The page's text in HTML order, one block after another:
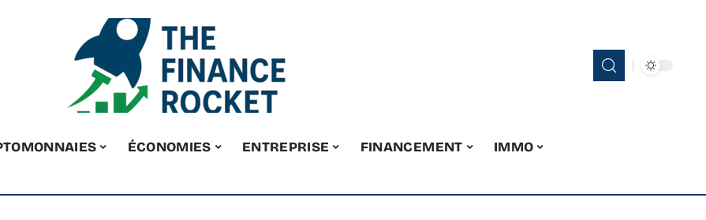
ÉCONOMIES ENTREPRISE FINANCEMENT
IMMO